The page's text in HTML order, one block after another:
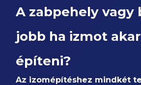
A zabpehely vagy
jobb ha izmot
építeni?
Az izomépítéshez mindkét